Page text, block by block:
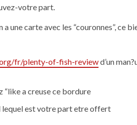
votre part.
carte avec les “couronnes”, ce
fr/plenty-of-fish-reviewd’un
“like a creuse ce bordure
est votre part etre offert